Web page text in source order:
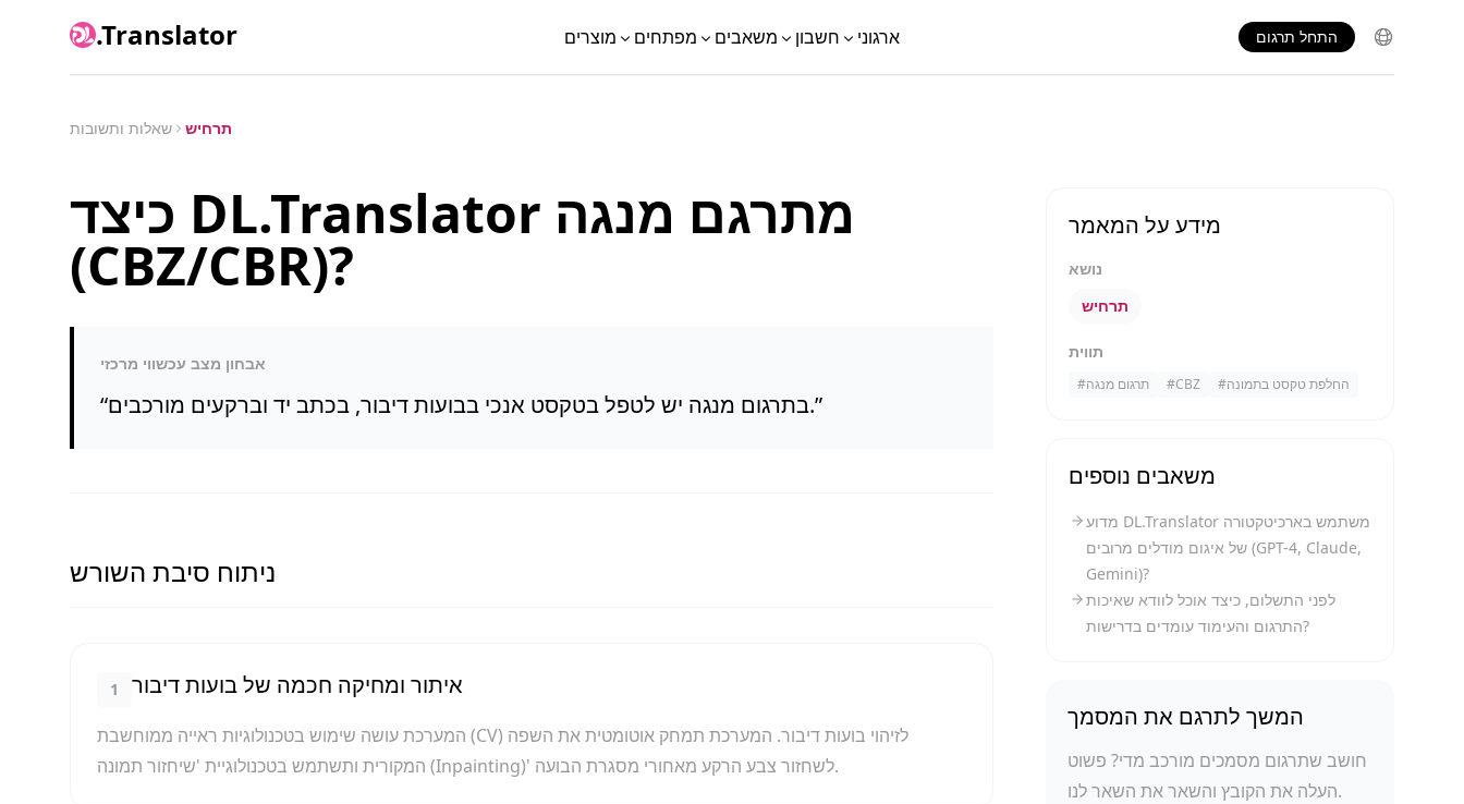
.Translator מוצרים מפתחים משאבים חשבון ארגוני התחל תרגום
שאלות ותשובות תרחיש
כיצד DL.Translator מתרגם מנגה
(CBZ/CBR)?
אבחון מצב עכשווי מרכזי
“ בתרגום מנגה יש לטפל בטקסט אנכי בבועות דיבור, בכתב יד וברקעים מורכבים.”
ניתוח סיבת השורש
1 איתור ומחיקה חכמה של בועות דיבור
המערכת עושה שימוש בטכנולוגיות ראייה ממוחשבת (CV) לזיהוי בועות דיבור. המערכת תמחק אוטומטית את השפה
המקורית ותשתמש בטכנולוגיית 'שיחזור תמונה (Inpainting)' לשחזור צבע הרקע מאחורי מסגרת הבועה.
מידע על המאמר
נושא
תרחיש
תווית
#תרגום מנגה #CBZ #החלפת טקסט בתמונה
משאבים נוספים
מדוע DL.Translator משתמש בארכיטקטורה
של איגום מודלים מרובים (GPT-4, Claude,
Gemini)?
לפני התשלום, כיצד אוכל לוודא שאיכות
התרגום והעימוד עומדים בדרישות?
המשך לתרגם את המסמך
חושב שתרגום מסמכים מורכב מדי? פשוט
העלה את הקובץ והשאר את השאר לנו.